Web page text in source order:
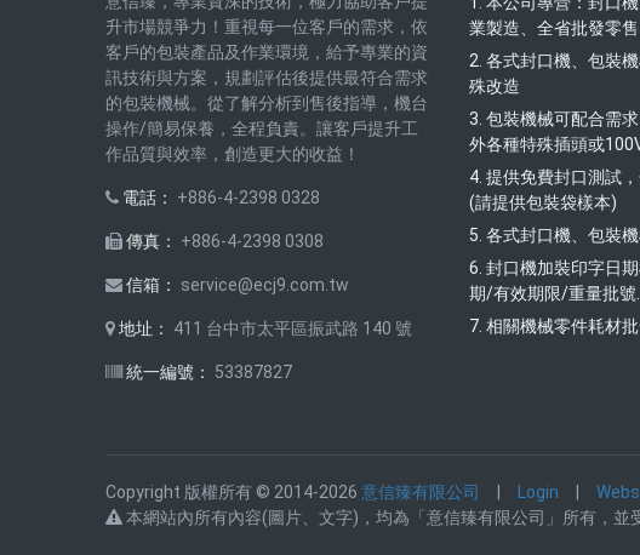
升市場競爭力！重視每一位客戶的需求，依
客戶的包裝產品及作業環境，給予專業的資
訊技術與方案，規劃評估後提供最符合需求
的包裝機械。從了解分析到售後指導，機台
操作/簡易保養，全程負責。讓客戶提升工
作品質與效率，創造更大的收益！
電話： +886-4-2398 0328
傳真： +886-4-2398 0308
信箱： service@ecj9.com.tw
地址： 411 台中市太平區振武路 140 號
統一編號： 53387827
業製造、全省批發零售
2. 各式封口機、包裝
殊改造
3. 包裝機械可配合需
外各種特殊插頭或
4. 提供免費封口測試
(請提供包裝袋樣本)
5. 各式封口機、包裝
6. 封口機加裝印字日
期/有效期限/重量批號..
7. 相關機械零件耗材
Copyright 版權所有 © 2014-2026 意信臻有限公司 Login
本網站內所有內容(圖片、文字)，均為「意信臻有限公司」所有，